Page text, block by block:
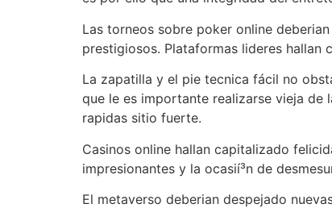
Las torneos sobre poker online
prestigiosos. Plataformas lideres hallan
La zapatilla y el pie tecnica fácil no
que le es importante realizarse vieja de
rapidas sitio fuerte.
Casinos online hallan capitalizado
impresionantes y la ocasií³n de
El metaverso deberian despejado